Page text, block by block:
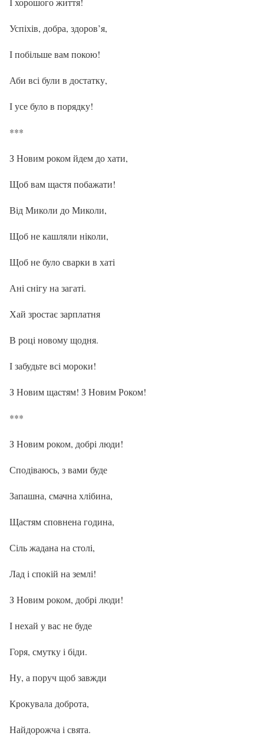
Успіхів, добра, здоров’я,
І побільше вам покою!
Аби всі були в достатку,
І усе було в порядку!
***
З Новим роком йдем до хати,
Щоб вам щастя побажати!
Від Миколи до Миколи,
Щоб не кашляли ніколи,
Щоб не було сварки в хаті
Ані снігу на загаті.
Хай зростає зарплатня
В році новому щодня.
І забудьте всі мороки!
З Новим щастям! З Новим Роком!
***
З Новим роком, добрі люди!
Сподіваюсь, з вами буде
Запашна, смачна хлібина,
Щастям сповнена година,
Сіль жадана на столі,
Лад і спокій на землі!
З Новим роком, добрі люди!
І нехай у вас не буде
Горя, смутку і біди.
Ну, а поруч щоб завжди
Крокувала доброта,
Найдорожча і свята.